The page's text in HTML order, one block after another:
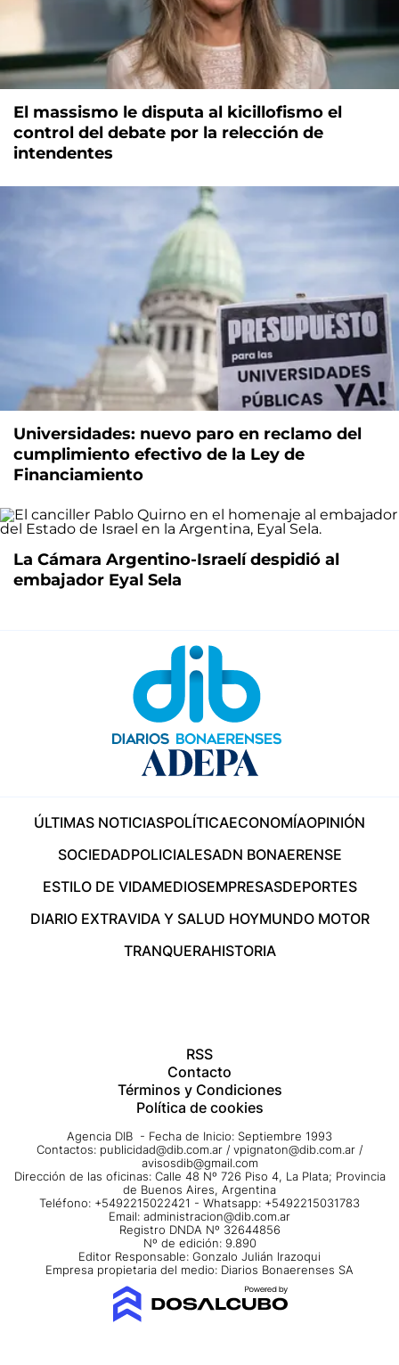
El massismo le disputa al kicillofismo el
control del debate por la relección de
intendentes
Universidades: nuevo paro en reclamo del
cumplimiento efectivo de la Ley de
Financiamiento
La Cámara Argentino-Israelí despidió al
embajador Eyal Sela
ÚLTIMAS NOTICIASPOLÍTICAECONOMÍAOPINIÓN
SOCIEDADPOLICIALESADN BONAERENSE
ESTILO DE VIDAMEDIOSEMPRESASDEPORTES
DIARIO EXTRAVIDA Y SALUD HOYMUNDO MOTOR
TRANQUERAHISTORIA
RSS
Contacto
Términos y Condiciones
Política de cookies
Agencia DIB - Fecha de Inicio: Septiembre 1993
Contactos: publicidad@dib.com.ar / vpignaton@dib.com.ar /
avisosdib@gmail.com
Dirección de las oficinas: Calle 48 Nº 726 Piso 4, La Plata; Provincia
de Buenos Aires, Argentina
Teléfono: +5492215022421 - Whatsapp: +5492215031783
Email: administracion@dib.com.ar
Registro DNDA Nº 32644856
Nº de edición: 9.890
Editor Responsable: Gonzalo Julián Irazoqui
Empresa propietaria del medio: Diarios Bonaerenses SA